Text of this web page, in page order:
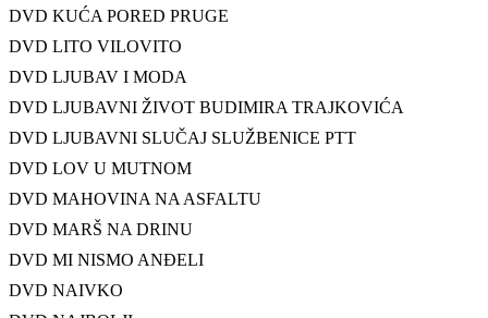
DVD KUĆA PORED PRUGE
DVD LITO VILOVITO
DVD LJUBAV I MODA
DVD LJUBAVNI ŽIVOT BUDIMIRA TRAJKOVIĆA
DVD LJUBAVNI SLUČAJ SLUŽBENICE PTT
DVD LOV U MUTNOM
DVD MAHOVINA NA ASFALTU
DVD MARŠ NA DRINU
DVD MI NISMO ANĐELI
DVD NAIVKO